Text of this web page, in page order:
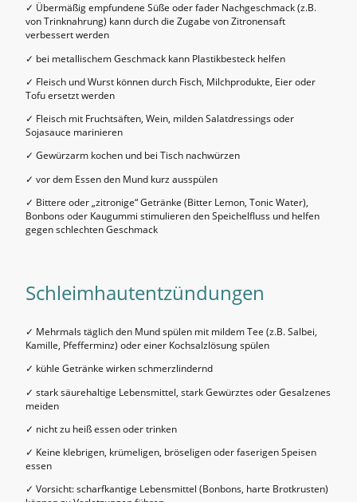
✓ Übermäßig empfundene Süße oder fader Nachgeschmack (z.B.
von Trinknahrung) kann durch die Zugabe von Zitronensaft
verbessert werden
✓ bei metallischem Geschmack kann Plastikbesteck helfen
✓ Fleisch und Wurst können durch Fisch, Milchprodukte, Eier oder
Tofu ersetzt werden
✓ Fleisch mit Fruchtsäften, Wein, milden Salatdressings oder
Sojasauce marinieren
✓ Gewürzarm kochen und bei Tisch nachwürzen
✓ vor dem Essen den Mund kurz ausspülen
✓ Bittere oder „zitronige“ Getränke (Bitter Lemon, Tonic Water),
Bonbons oder Kaugummi stimulieren den Speichelfluss und helfen
gegen schlechten Geschmack
Schleimhautentzündungen
✓ Mehrmals täglich den Mund spülen mit mildem Tee (z.B. Salbei,
Kamille, Pfefferminz) oder einer Kochsalzlösung spülen
✓ kühle Getränke wirken schmerzlindernd
✓ stark säurehaltige Lebensmittel, stark Gewürztes oder Gesalzenes
meiden
✓ nicht zu heiß essen oder trinken
✓ Keine klebrigen, krümeligen, bröseligen oder faserigen Speisen
essen
✓ Vorsicht: scharfkantige Lebensmittel (Bonbons, harte Brotkrusten)